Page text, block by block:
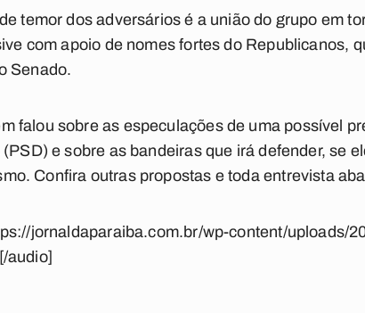
temor dos adversários é a união do grupo em
com apoio de nomes fortes do Republicanos,
Senado.
falou sobre as especulações de uma possível
e sobre as bandeiras que irá defender, se
Confira outras propostas e toda entrevista
jornaldaparaiba.com.br/wp-content/uploads/
audio]